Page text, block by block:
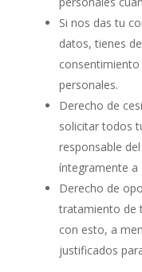
Si nos das tu
datos, tienes
personales.
Derecho de
solicitar todos
responsable
íntegramente
Derecho de
tratamiento de
con esto, a
justificados